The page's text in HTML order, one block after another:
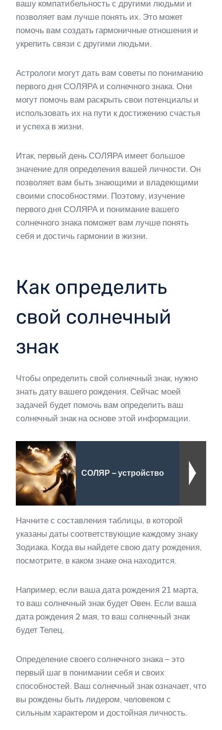
вашу компатибельность с другими людьми и
позволяет вам лучше понять их. Это может
помочь вам создать гармоничные отношения и
укрепить связи с другими людьми.
Астрологи могут дать вам советы по пониманию
первого дня СОЛЯРА и солнечного знака. Они
могут помочь вам раскрыть свои потенциалы и
использовать их на пути к достижению счастья
и успеха в жизни.
Итак, первый день СОЛЯРА имеет большое
значение для определения вашей личности. Он
позволяет вам быть знающими и владеющими
своими способностями. Поэтому, изучение
первого дня СОЛЯРА и понимание вашего
солнечного знака поможет вам лучше понять
себя и достичь гармонии в жизни.
Как определить
свой солнечный
знак
Чтобы определить свой солнечный знак, нужно
знать дату вашего рождения. Сейчас моей
задачей будет помочь вам определить ваш
солнечный знак на основе этой информации.
СОЛЯР – устройство
Начните с составления таблицы, в которой
указаны даты соответствующие каждому знаку
Зодиака. Когда вы найдете свою дату рождения,
посмотрите, в каком знаке она находится.
Например, если ваша дата рождения 21 марта,
то ваш солнечный знак будет Овен. Если ваша
дата рождения 2 мая, то ваш солнечный знак
будет Телец.
Определение своего солнечного знака – это
первый шаг в понимании себя и своих
способностей. Ваш солнечный знак означает, что
вы рождены быть лидером, человеком с
сильным характером и достойная личность.